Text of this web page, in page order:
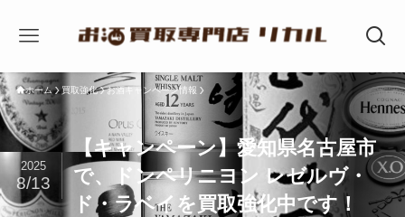
ホーム 買取強化 お酒キャンペーン情報
【キャンペーン】愛知県名古屋市
で、ドンペリニヨン レゼルヴ・
ド・ラベイを買取強化中です！
2025
8/13